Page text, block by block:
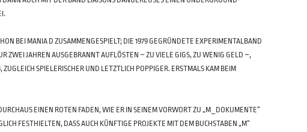
BEI MANIA D ZUSAMMENGESPIELT; DIE 1979 GEGRÜNDETE EXPERIMENTALBAND
ZWEI JAHREN AUSGEBRANNT AUFLÖSTEN – ZU VIELE GIGS, ZU WENIG GELD –,
SPIELERISCHER UND LETZTLICH POPPIGER. ERSTMALS KAM BEIM
EINEN ROTEN FADEN, WIE ER IN SEINEM VORWORT ZU „M_DOKUMENTE“
FESTHIELTEN, DASS AUCH KÜNFTIGE PROJEKTE MIT DEM BUCHSTABEN „M“ B